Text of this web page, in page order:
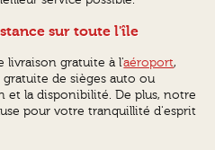
sur toute l'île
livraison gratuite à l'aéroport,
de sièges auto ou
et la disponibilité. De plus, notre
pour votre tranquillité d'esprit